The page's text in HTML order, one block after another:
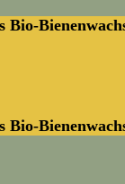
Bio-
Bio-